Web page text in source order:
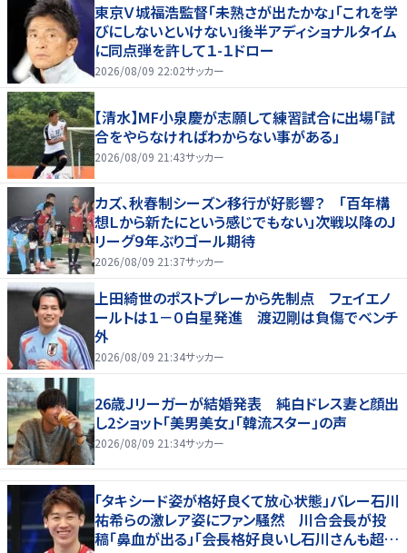
東京Ｖ城福浩監督「未熟さが出たかな」「これを学
びにしないといけない」後半アディショナルタイム
に同点弾を許して１-１ドロー
2026/08/09 22:02サッカー
【清水】MF小泉慶が志願して練習試合に出場「試
合をやらなければわからない事がある」
2026/08/09 21:43サッカー
カズ、秋春制シーズン移行が好影響？ 「百年構
想Ｌから新たにという感じでもない」次戦以降のＪ
リーグ９年ぶりゴール期待
2026/08/09 21:37サッカー
上田綺世のポストプレーから先制点 フェイエノ
ールトは１－０白星発進 渡辺剛は負傷でベンチ
外
2026/08/09 21:34サッカー
26歳Ｊリーガーが結婚発表 純白ドレス妻と顔出
し2ショット「美男美女」「韓流スター」の声
2026/08/09 21:34サッカー
「タキシード姿が格好良くて放心状態」バレー石川
祐希らの激レア姿にファン騒然 川合会長が投
稿「鼻血が出る」「会長格好良いし石川さんも超格